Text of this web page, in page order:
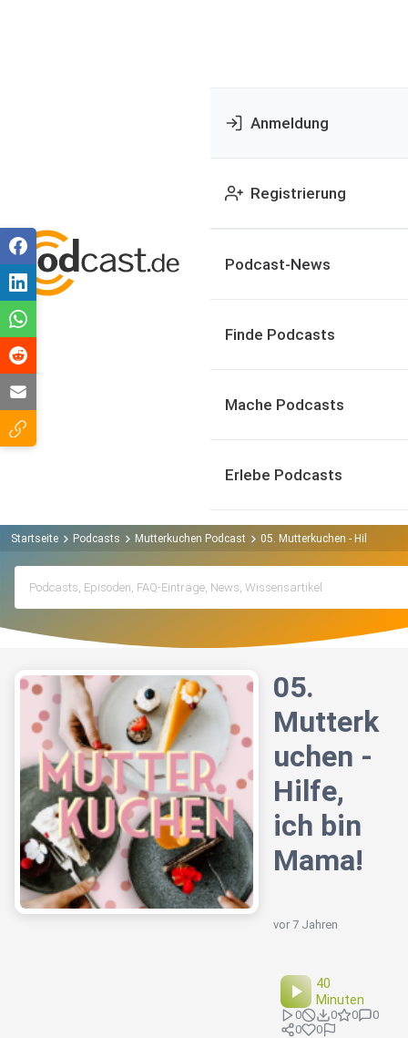
Anmeldung
Registrierung
Podcast-News
Finde Podcasts
Mache Podcasts
Erlebe Podcasts
Startseite Podcasts Mutterkuchen Podcast 05. Mutterkuchen - Hilfe, ich
05.
Mutterk
uchen -
Hilfe,
ich bin
Mama!
vor 7 Jahren
40
Minuten
0 0 0
0
0
0